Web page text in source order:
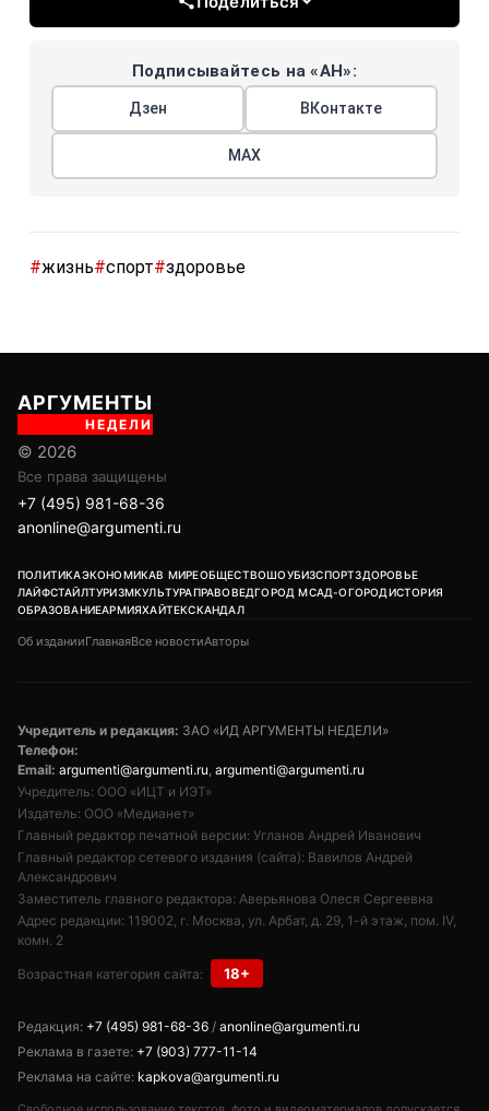
Подписывайтесь на «АН»:
Дзен ВКонтакте
МАХ
#жизнь#спорт#здоровье
АРГУМЕНТЫ
НЕДЕЛИ
© 2026
Все права защищены
+7 (495) 981-68-36
anonline@argumenti.ru
ПОЛИТИКАЭКОНОМИКАВ МИРЕОБЩЕСТВОШОУБИЗСПОРТЗДОРОВЬЕ
ЛАЙФСТАЙЛТУРИЗМКУЛЬТУРАПРАВОВЕДГОРОД МСАД-ОГОРОДИСТОРИЯ
ОБРАЗОВАНИЕАРМИЯХАЙТЕКСКАНДАЛ
Об изданииГлавнаяВсе новостиАвторы
Учредитель и редакция: ЗАО «ИД АРГУМЕНТЫ НЕДЕЛИ»
Телефон:
Email: argumenti@argumenti.ru argumenti@argumenti.ru
Учредитель: ООО «ИЦТ и ИЭТ»
Издатель: ООО «Медианет»
Главный редактор печатной версии: Угланов Андрей Иванович
Главный редактор сетевого издания (сайта): Вавилов Андрей
Александрович
Заместитель главного редактора: Аверьянова Олеся Сергеевна
Адрес редакции: 119002, г. Москва, ул. Арбат, д. 29, 1-й этаж, пом. IV,
комн. 2
Возрастная категория сайта: 18+
Редакция: +7 (495) 981-68-36 / anonline@argumenti.ru
Реклама в газете: +7 (903) 777-11-14
Реклама на сайте: kapkova@argumenti.ru